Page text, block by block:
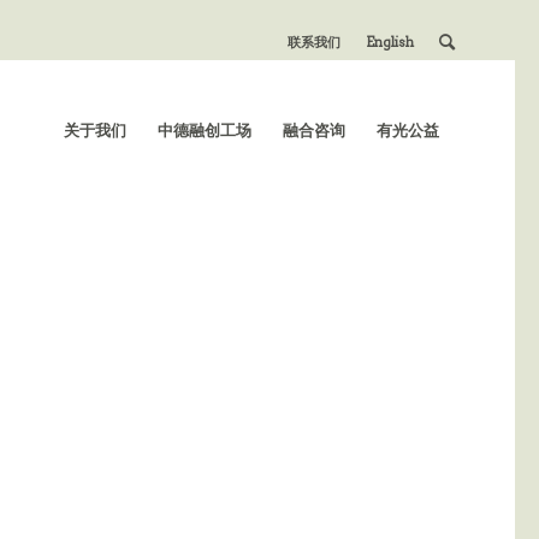
联系我们 English
关于我们 中德融创工场 融合咨询 有光公益